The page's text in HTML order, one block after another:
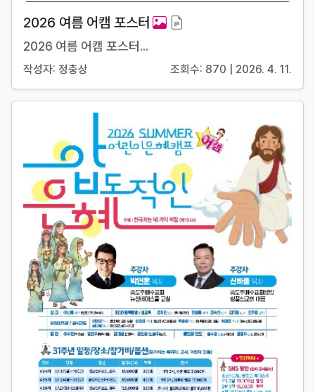
2026 여름 어캠 포스터
2026 여름 어캠 포스터...
작성자: 정충상 조회수: 870 | 2026. 4. 11.